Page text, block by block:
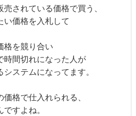
されている価格で買う、
い価格を入札して
格を競り合い
時間切れになった人が
ステムになってます。
格で仕入れられる、
すよね。